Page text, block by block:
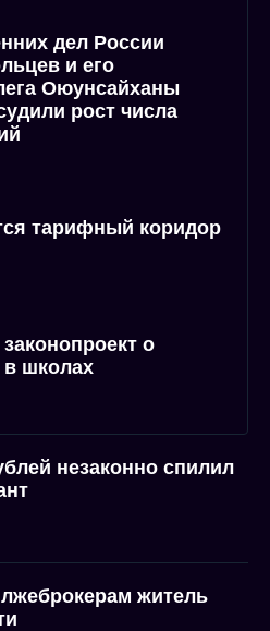
дел России
и его
Оюунсайханы
рост числа
тарифный коридор
о
в школах
незаконно спилил
житель